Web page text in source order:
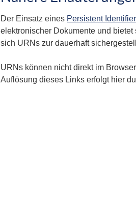
Der Einsatz eines Persistent
elektronischer Dokumente und
sich URNs zur dauerhaft
URNs können nicht direkt im
Auflösung dieses Links erfolgt hier